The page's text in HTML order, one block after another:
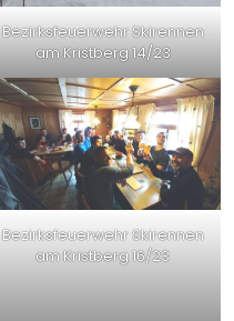
Bezirksfeuerwehr Skirennen
am Kristberg 14/23
Bezirksfeuerwehr Skirennen
am Kristberg 16/23